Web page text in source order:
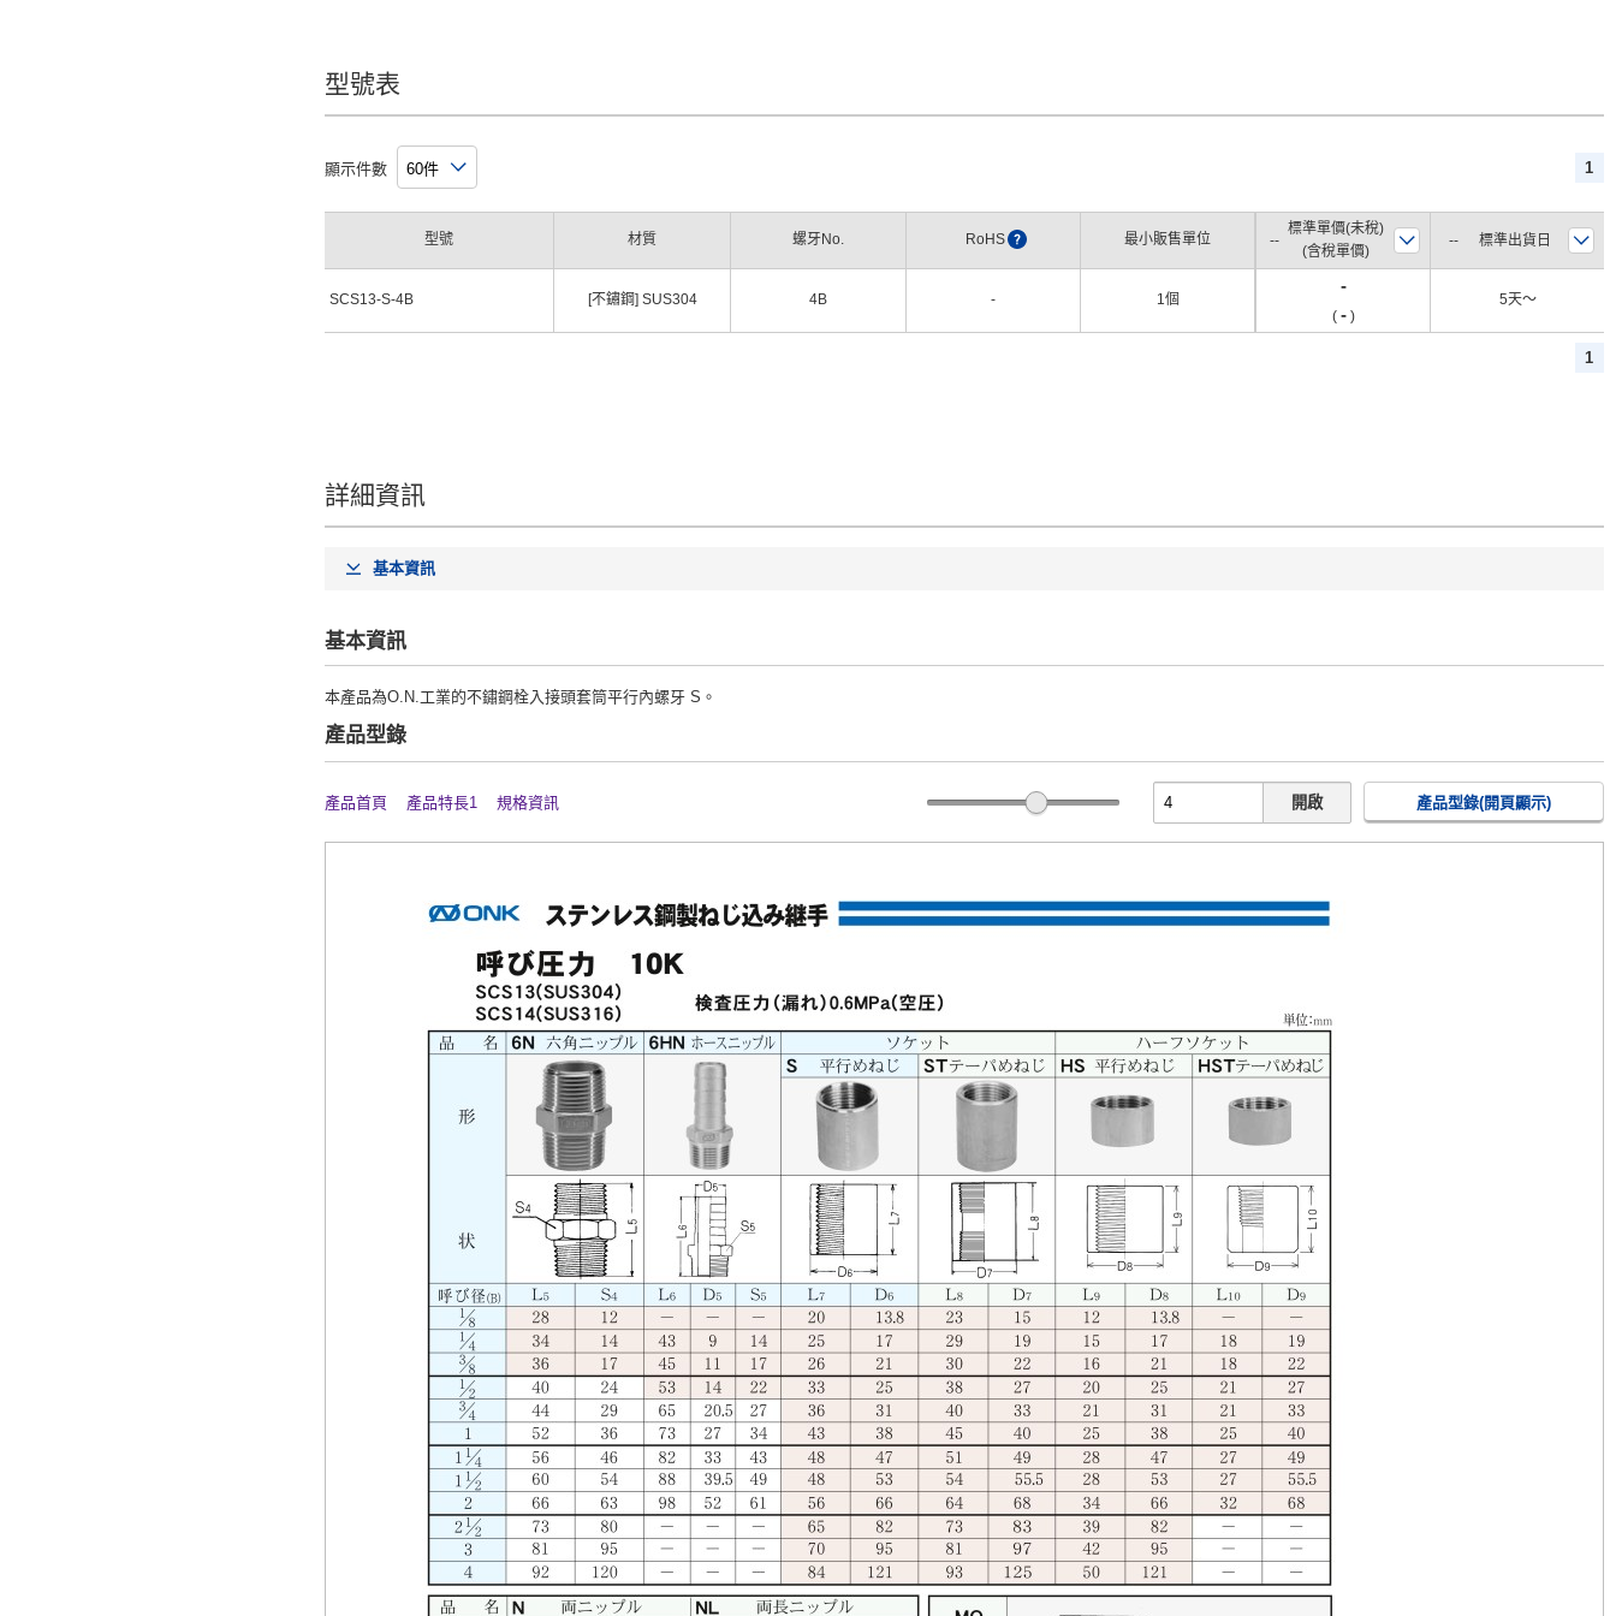
型號表
顯示件數 1
型號
SCS13-S-4B
材質 螺牙No. RoHS ? 最小販售單位
[不鏽鋼] SUS304 4B - 1個
標準單價(未稅)
(含稅單價)
標準出貨日
-
( - )
5天〜
1
詳細資訊
基本資訊
基本資訊
本產品為O.N.工業的不鏽鋼栓入接頭套筒平行內螺牙 S。
產品型錄
產品首頁 產品特長1 規格資訊 開啟 產品型錄(開頁顯示)